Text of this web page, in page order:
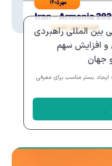
بین المللی راهبردی
و افزایش سهم
جهان
بستر مناسب برای معرفی